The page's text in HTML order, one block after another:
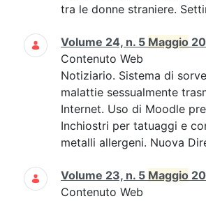
tra le donne straniere.
Volume 24, n. 5 Maggio
Contenuto Web
Notiziario. Sistema di
malattie sessualmente
Internet. Uso di Moodle
Inchiostri per tatuaggi e
metalli allergeni. Nuova
Volume 23, n. 5 Maggio
Contenuto Web